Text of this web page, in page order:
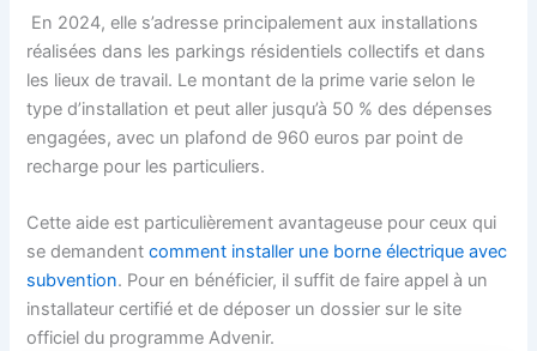
En 2024, elle s’adresse principalement aux installations
réalisées dans les parkings résidentiels collectifs et dans
les lieux de travail. Le montant de la prime varie selon le
type d’installation et peut aller jusqu’à 50 % des dépenses
engagées, avec un plafond de 960 euros par point de
recharge pour les particuliers.
Cette aide est particulièrement avantageuse pour ceux qui
se demandentcomment installer une borne électrique avec
subvention. Pour en bénéficier, il suffit de faire appel à un
installateur certifié et de déposer un dossier sur le site
officiel du programme Advenir.